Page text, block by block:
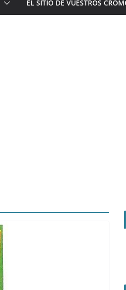
EL SITIO DE VUESTROS